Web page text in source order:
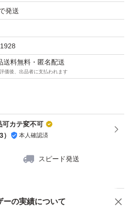
発送
送料無料・匿名配送
価後、出品者に支払われます
可カテ変不可
） 本人確認済
スピード発送
ーの実績について商品への質問